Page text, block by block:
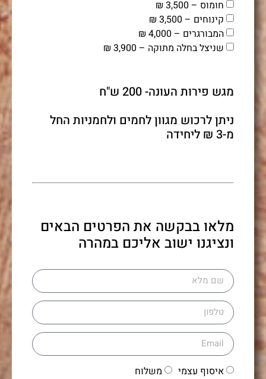
חומוס – 3,500 ₪
קינוחים – 3,500 ₪
המבורגרים – 4,000 ₪
שניצל בחלה מתוקה – 3,900 ₪
מגש פירות העונה- 200 ש"ח
ניתן לרכוש מגוון לחמים ולחמניות החל
מ-3 ₪ ליחידה
מלאו בבקשה את הפרטים הבאים
ונציגנו ישוב אליכם במהרה
איסוף עצמי
משלוח